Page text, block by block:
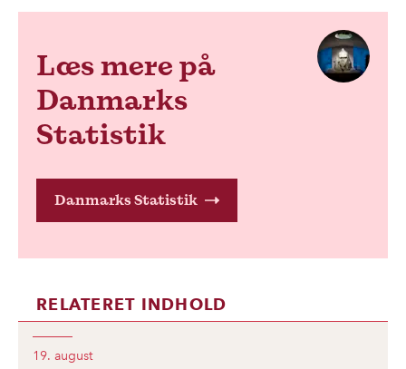
Læs mere på
Danmarks
Statistik
Danmarks Statistik
RELATERET INDHOLD
19. august